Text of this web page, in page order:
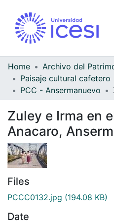
Home
Paisaje cultural cafetero
PCC - Ansermanuevo
Zuley e Irma en
Anacaro,
Files
PCCC0132.jpg (194.08 KB)
Date